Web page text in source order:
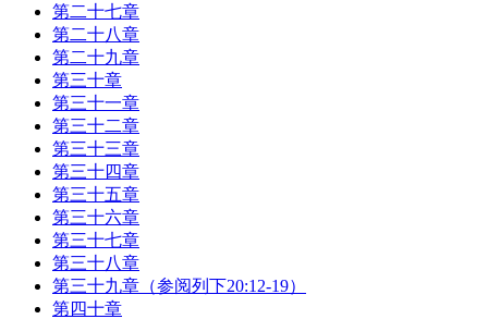
第二十七章
第二十八章
第二十九章
第三十章
第三十一章
第三十二章
第三十三章
第三十四章
第三十五章
第三十六章
第三十七章
第三十八章
第三十九章（参阅列下20:12-19）
第四十章